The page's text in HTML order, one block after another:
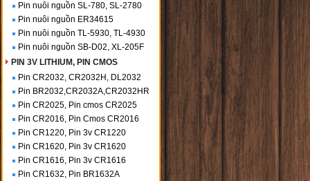
Pin nuôi nguồn SL-780, SL-2780
Pin nuôi nguồn ER34615
Pin nuôi nguồn TL-5930, TL-4930
Pin nuôi nguồn SB-D02, XL-205F
PIN 3V LITHIUM, PIN CMOS
Pin CR2032, CR2032H, DL2032
Pin BR2032,CR2032A,CR2032HR
Pin CR2025, Pin cmos CR2025
Pin CR2016, Pin Cmos CR2016
Pin CR1220, Pin 3v CR1220
Pin CR1620, Pin 3v CR1620
Pin CR1616, Pin 3v CR1616
Pin CR1632, Pin BR1632A